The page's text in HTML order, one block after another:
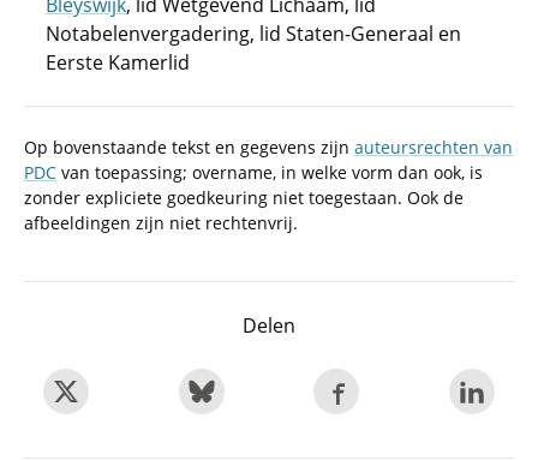
Notabelenvergadering, lid Staten-Generaal en
Eerste Kamerlid
Op bovenstaande tekst en gegevens zijn auteursrechten van
PDC van toepassing; overname, in welke vorm dan ook, is
zonder expliciete goedkeuring niet toegestaan. Ook de
afbeeldingen zijn niet rechtenvrij.
Delen